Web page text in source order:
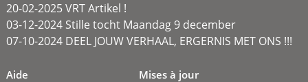
20-02-2025 VRT Artikel !
03-12-2024 Stille tocht Maandag 9 december
07-10-2024 DEEL JOUW VERHAAL, ERGERNIS MET ONS !!!
Aide
Mises à jour